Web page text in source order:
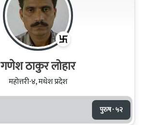
गणेश ठाकुर लोहार
महोत्तरी-४, मधेश प्रदेश
पुरुष · ५२